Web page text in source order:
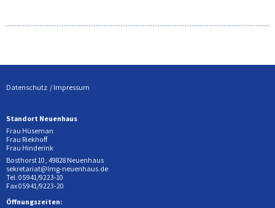
Datenschutz Impressum
Standort Neuenhaus
Frau Hüseman
Frau Riekhoff
Frau Hinderink
Bosthorst 10, 49828 Neuenhaus
sekretariat@lmg-neuenhaus.de
Tel. 05941/9223-10
Fax 05941/9223-20
Öffnungszeiten: